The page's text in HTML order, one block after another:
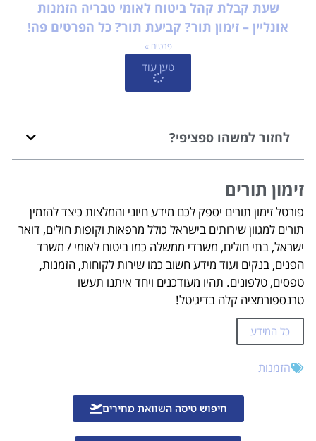
שעת קבלת קהל ביטוח לאומי טבריה הזמנות
אונליין – זימון תור? קביעת תור? כל הפרטים פה!
פרטים »
טען עוד
לחזור למשהו ספציפי?
זימון תורים
פורטל זימון תורים יספק לכם מידע חיוני והמלצות כיצד להזמין
תורים למגוון שירותים בישראל כולל מרפאות וקופות חולים, דואר
ישראל, בתי חולים, משרדי ממשלה כמו ביטוח לאומי / משרד
הפנים, בנקים ועוד מידע חשוב כמו שירות לקוחות, הזמנות,
טפסים, טלפונים. תהיו מעודכנים ויחד איתנו תעשו
טרנספורמציה קלה בדיגיטל!
כל המידע
הזמנות
חיפוש טיסה השוואת מחירים